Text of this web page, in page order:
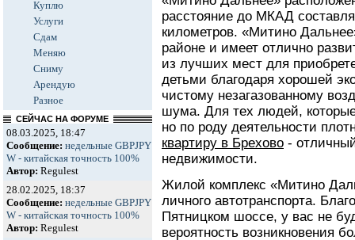
Куплю
Услуги
Сдам
Меняю
Сниму
Арендую
Разное
СЕЙЧАС НА ФОРУМЕ
08.03.2025, 18:47
Сообщение: недельные GBPJPY
W - китайская точность 100%
Автор: Regulest
28.02.2025, 18:37
Сообщение: недельные GBPJPY
W - китайская точность 100%
Автор: Regulest
расстояние до МКАД
километров. «Митино
районе и имеет отлично
из лучших мест для
детьми благодаря хорошей
чистому незагазованному
шума. Для тех людей,
но по роду деятельности
квартиру в Брехово -
недвижимости.
Жилой комплекс «Митино
личного автотранспорта.
Пятницком шоссе, у вас не
вероятность возникновения